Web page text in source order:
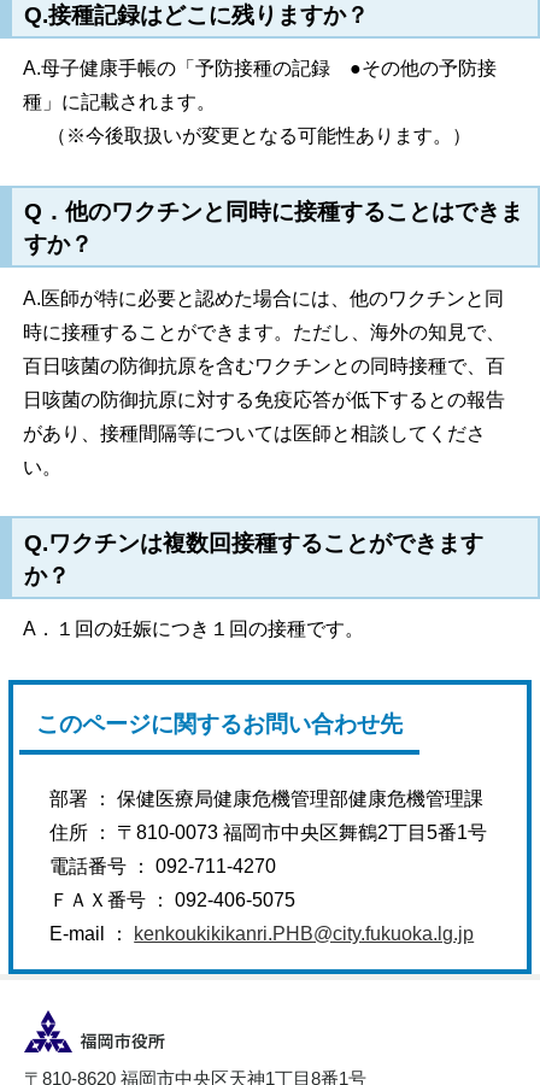
Q.接種記録はどこに残りますか？
A.母子健康手帳の「予防接種の記録 ●その他の予防接
種」に記載されます。
（※今後取扱いが変更となる可能性あります。）
Q．他のワクチンと同時に接種することはできま
すか？
A.医師が特に必要と認めた場合には、他のワクチンと同
時に接種することができます。ただし、海外の知見で、
百日咳菌の防御抗原を含むワクチンとの同時接種で、百
日咳菌の防御抗原に対する免疫応答が低下するとの報告
があり、接種間隔等については医師と相談してくださ
い。
Q.ワクチンは複数回接種することができます
か？
A．１回の妊娠につき１回の接種です。
このページに関するお問い合わせ先
部署 ：保健医療局健康危機管理部健康危機管理課
住所 ： 〒810-0073 福岡市中央区舞鶴2丁目5番1号
電話番号 ：092-711-4270
ＦＡＸ番号 ：092-406-5075
E-mail ：
kenkoukikikanri.PHB@city.fukuoka.lg.jp
〒810-8620 福岡市中央区天神1丁目8番1号